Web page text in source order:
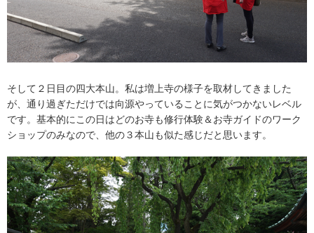
そして２日目の四大本山。私は増上寺の様子を取材してきました
が、通り過ぎただけでは向源やっていることに気がつかないレベル
です。基本的にこの日はどのお寺も修行体験＆お寺ガイドのワーク
ショップのみなので、他の３本山も似た感じだと思います。